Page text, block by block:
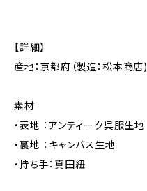
【詳細】
産地：京都府（製造：松本商店)
素材
・表地 ：アンティーク呉服生地
・裏地 ：キャンバス生地
・持ち手：真田紐